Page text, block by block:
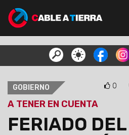
GOBIERNO 0
A TENER EN CUENTA
FERIADO